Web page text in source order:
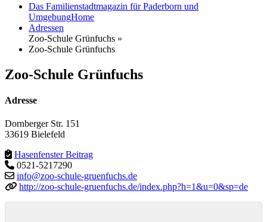
Das Familienstadtmagazin für Paderborn und
UmgebungHome
Adressen
Zoo-Schule Grünfuchs »
Zoo-Schule Grünfuchs
Zoo-Schule Grünfuchs
Adresse
Dornberger Str. 151
33619 Bielefeld
Hasenfenster Beitrag
0521-5217290
info@zoo-schule-gruenfuchs.de
http://zoo-schule-gruenfuchs.de/index.php?h=1&u=0&sp=de